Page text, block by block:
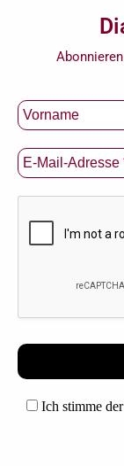
Ich stimme der